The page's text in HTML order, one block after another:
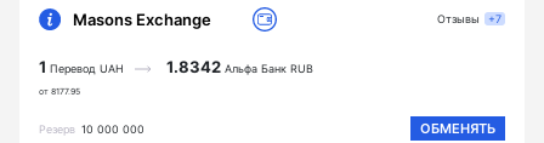
Masons Exchange
1 Перевод UAH
от 8177.95
1.8342 Альфа Банк RUB
Резерв 10 000 000 ОБМЕНЯТЬ
Отзывы +7